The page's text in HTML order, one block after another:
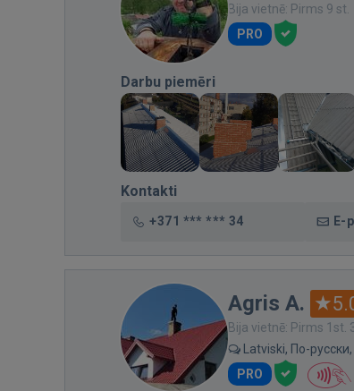
Bija vietnē: Pirms 9 st.
PRO
Darbu piemēri
Kontakti
+371 *** *** 34 E-
Agris A.
Bija vietnē: Pirms 1st.
Latviski, По-
PRO